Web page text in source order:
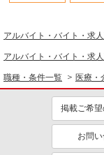
高収入・高額
昇給あり
フルタイム歓迎
駅直結・駅チカ
バイク通勤OK
残業少なめ（月20h未
アルバイト・バイト・求
アルバイト・バイト・求
職種・条件一覧 医療・
掲載ご希
お問